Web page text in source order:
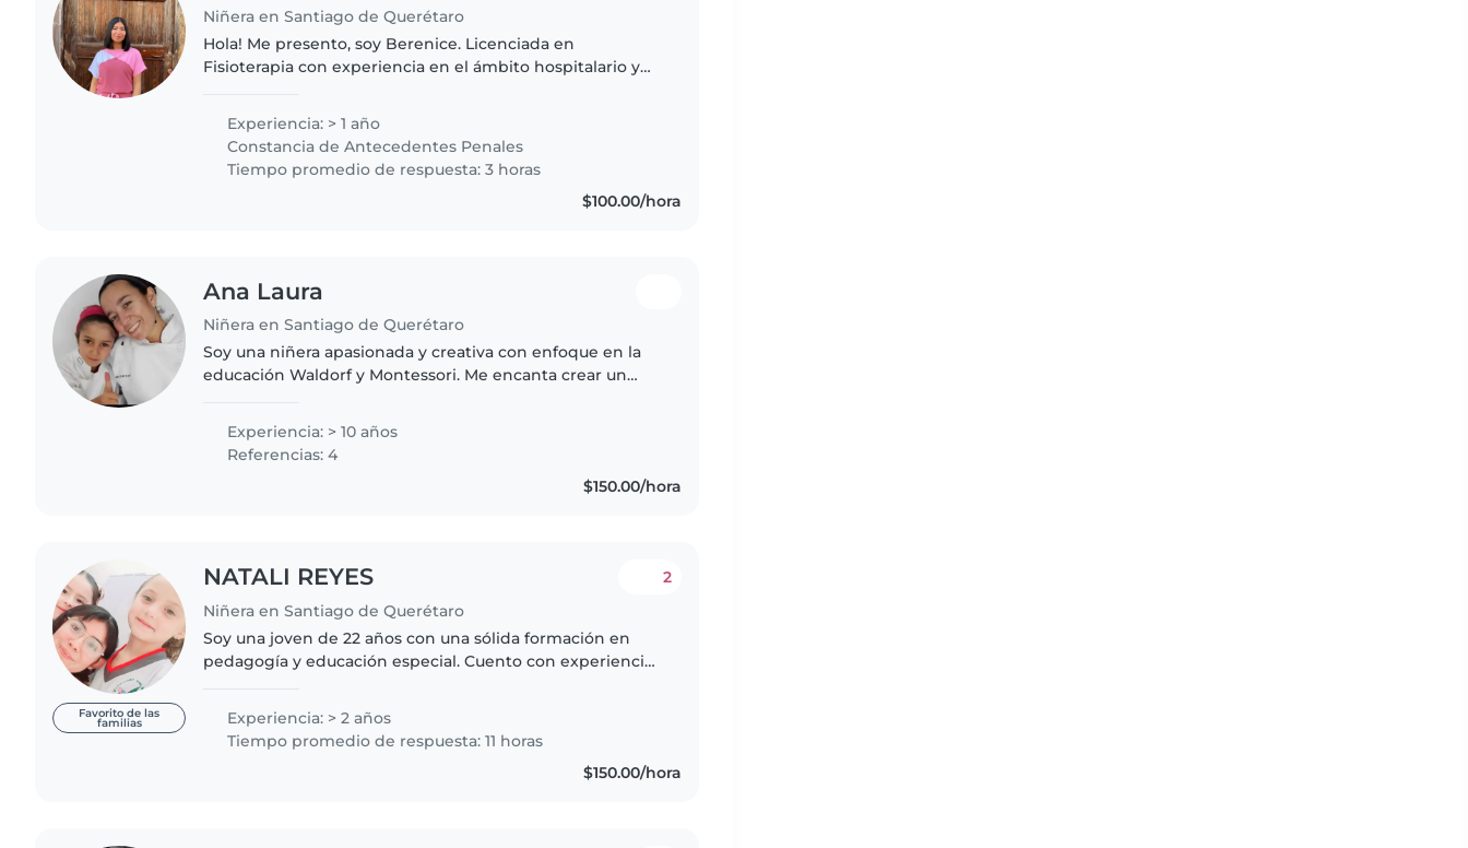
Niñera en Santiago de Querétaro
Hola! Me presento, soy Berenice. Licenciada en
Fisioterapia con experiencia en el ámbito hospitalario y
Experiencia: > 1 año
Constancia de Antecedentes Penales
Tiempo promedio de respuesta: 3 horas
$100.00/hora
Ana Laura
Niñera en Santiago de Querétaro
Soy una niñera apasionada y creativa con enfoque en la
educación Waldorf y Montessori. Me encanta crear un
niños, donde puedan..
Experiencia: > 10 años
Referencias: 4
$150.00/hora
Favorito de las
familias
NATALI REYES
Niñera en Santiago de Querétaro
2
Soy una joven de 22 años con una sólida formación en
pedagogía y educación especial. Cuento con experiencia
hasta adolescentes...
Experiencia: > 2 años
Tiempo promedio de respuesta: 11 horas
$150.00/hora